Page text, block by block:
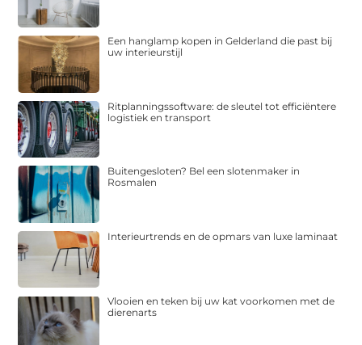
Een hanglamp kopen in Gelderland die past bij
uw interieurstijl
Ritplanningssoftware: de sleutel tot efficiëntere
logistiek en transport
Buitengesloten? Bel een slotenmaker in
Rosmalen
Interieurtrends en de opmars van luxe laminaat
Vlooien en teken bij uw kat voorkomen met de
dierenarts